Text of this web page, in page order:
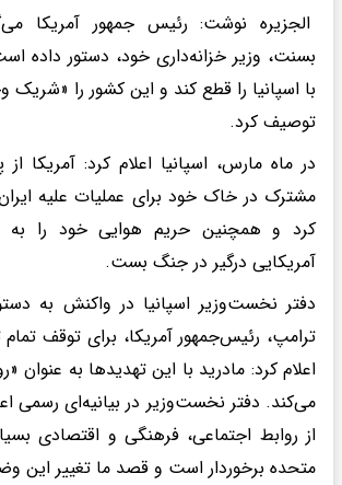
الجزیره نوشت: رئیس جمهور آمریکا
بسنت، وزیر خزانه‌داری خود، دستور داده
با اسپانیا را قطع کند و این کشور را «شریک
توصیف کرد.
در ماه مارس، اسپانیا اعلام کرد: آمریکا
مشترک در خاک خود برای عملیات علیه
کرد و همچنین حریم هوایی خود را به
آمریکایی درگیر در جنگ بست.
دفتر نخست‌وزیر اسپانیا در واکنش به
ترامپ، رئیس‌جمهور آمریکا، برای توقف تمام
اعلام کرد: مادرید با این تهدیدها به عنوان
می‌کند. دفتر نخست‌وزیر در بیانیه‌ای رسمی
از روابط اجتماعی، فرهنگی و اقتصادی
متحده برخوردار است و قصد ما تغییر این